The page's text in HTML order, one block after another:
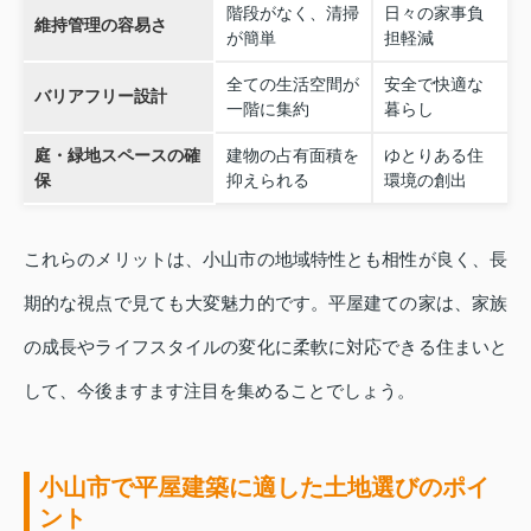
維持管理の容易さ
階段がなく、清掃
が簡単
日々の家事負
担軽減
バリアフリー設計
全ての生活空間が
一階に集約
安全で快適な
暮らし
庭・緑地スペースの確
保
建物の占有面積を
抑えられる
ゆとりある住
環境の創出
これらのメリットは、小山市の地域特性とも相性が良く、長
期的な視点で見ても大変魅力的です。平屋建ての家は、家族
の成長やライフスタイルの変化に柔軟に対応できる住まいと
して、今後ますます注目を集めることでしょう。
小山市で平屋建築に適した土地選びのポイ
ント